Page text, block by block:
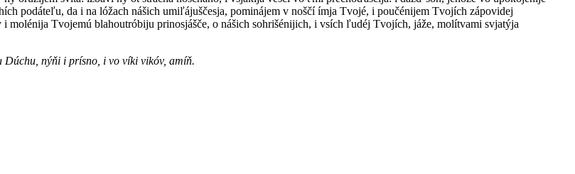
podáteľu, da i na lóžach nášich umiľájuščesja, pominájem v noščí ímja Tvojé, i poučénijem Tvojích zápovidej
Tvojemú blahoutróbiju prinosjášče, o nášich sohrišénijich, i vsích ľudéj Tvojích, jáže, molítvami svjatýja
Dúchu, nýňi i prísno, i vo víki vikóv, amíň.